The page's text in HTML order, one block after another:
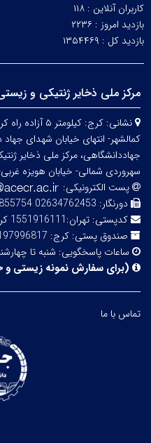
کاربران آنلاین : ۱۱۸
بازدید امروز : ۲۲۳۶
بازدید کل : ۱۳۵۴۴۶۹
مرکز ملی ذخایر ژنتیکی و
نشانی:
کرج: کیلومتر
کمالشهر- انتهای خیابان شهدای
جهاددانشگاهی، مرکز ملی ذخایر
سهروردی شمالی- خیابان هویزه غربی-
پست الکترونیکی:
دورنگار: 02634762453 02143855754
کدپستی: تهران:1551916111 کرج:3365166518
صندوق پستی: کرج: 3197996817 تهران:15855-161
ساعات پاسخگویی: شنبه تا چهارشنبه ۸
(برای سفارش نمونه زیستی و
تماس با ما